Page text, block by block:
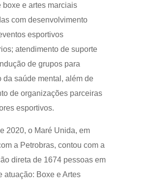
boxe e artes marciais
com desenvolvimento
esportivos
atendimento de suporte
de grupos para
da saúde mental, além de
de organizações parceiras
esportivos.
2020, o Maré Unida, em
a Petrobras, contou com a
direta de 1674 pessoas em
atuação: Boxe e Artes